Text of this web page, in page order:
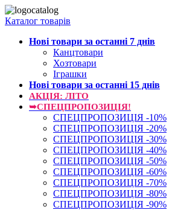
Каталог товарів
Нові товари за останнi 7 днiв
Канцтовари
Хозтовари
Іграшки
Нові товари за останнi 15 днiв
АКЦІЯ: ЛІТО
➥СПЕЦПРОПОЗИЦІЯ!
СПЕЦПРОПОЗИЦІЯ -10%
СПЕЦПРОПОЗИЦІЯ -20%
СПЕЦПРОПОЗИЦІЯ -30%
СПЕЦПРОПОЗИЦІЯ -40%
СПЕЦПРОПОЗИЦІЯ -50%
СПЕЦПРОПОЗИЦІЯ -60%
СПЕЦПРОПОЗИЦІЯ -70%
СПЕЦПРОПОЗИЦІЯ -80%
СПЕЦПРОПОЗИЦІЯ -90%